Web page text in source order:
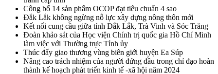
Công bố 14 sản phẩm OCOP đạt tiêu chuẩn 4 sao
Đắk Lắk không ngừng nỗ lực xây dựng nông thôn mới
Kết nối cung cầu giữa tỉnh Đắk Lắk, Trà Vinh và Sóc Trăng
Đoàn khảo sát của Học viện Chính trị quốc gia Hồ Chí Minh
làm việc với Thường trực Tỉnh ủy
Thúc đẩy giao thương vùng biên giới huyện Ea Súp
Nâng cao trách nhiệm của người đứng đầu trong chỉ đạo hoàn
thành kế hoạch phát triển kinh tế -xã hội năm 2024